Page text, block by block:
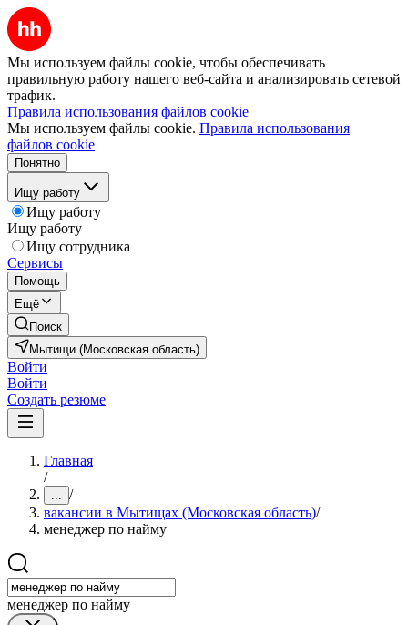
Мы используем файлы cookie, чтобы обеспечивать
правильную работу нашего веб-сайта и анализировать сетевой
трафик.
Правила использования файлов cookie
Мы используем файлы cookie. Правила использования
файлов cookie
Понятно
Ищу работу
Ищу работу
Ищу работу
Ищу сотрудника
Сервисы
Помощь
Ещё
Поиск
Мытищи (Московская область)
Войти
Войти
Создать резюме
Главная
/
... /
вакансии в Мытищах (Московская область)/
менеджер по найму
менеджер по найму